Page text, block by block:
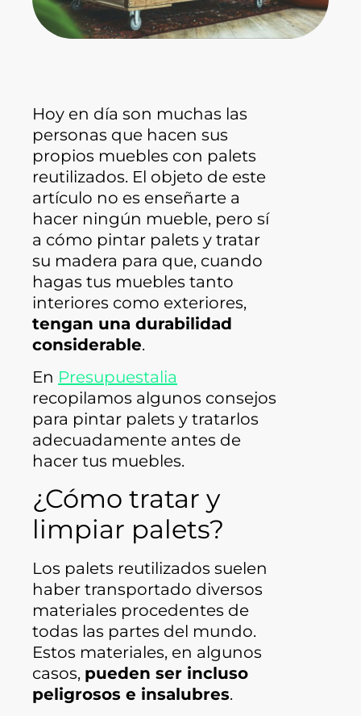
Hoy en día son muchas las
personas que hacen sus
propios muebles con palets
reutilizados. El objeto de este
artículo no es enseñarte a
hacer ningún mueble, pero sí
a cómo pintar palets y tratar
su madera para que, cuando
hagas tus muebles tanto
interiores como exteriores,
tengan una durabilidad
considerable.
En Presupuestalia
recopilamos algunos consejos
para pintar palets y tratarlos
adecuadamente antes de
hacer tus muebles.
¿Cómo tratar y
limpiar palets?
Los palets reutilizados suelen
haber transportado diversos
materiales procedentes de
todas las partes del mundo.
Estos materiales, en algunos
casos, pueden ser incluso
peligrosos e insalubres.